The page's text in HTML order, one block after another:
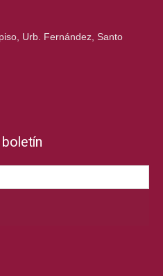
Urb. Fernández, Santo